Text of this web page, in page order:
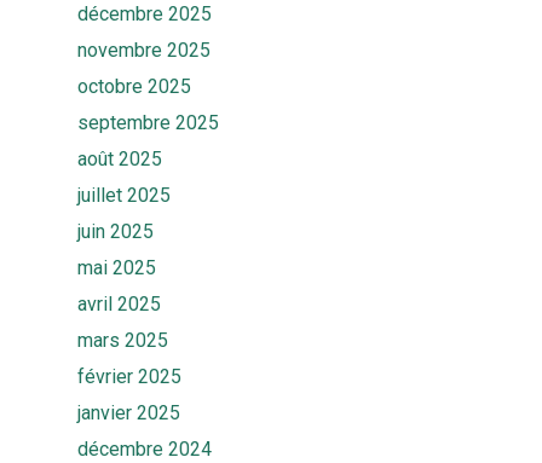
décembre 2025
novembre 2025
octobre 2025
septembre 2025
août 2025
juillet 2025
juin 2025
mai 2025
avril 2025
mars 2025
février 2025
janvier 2025
décembre 2024